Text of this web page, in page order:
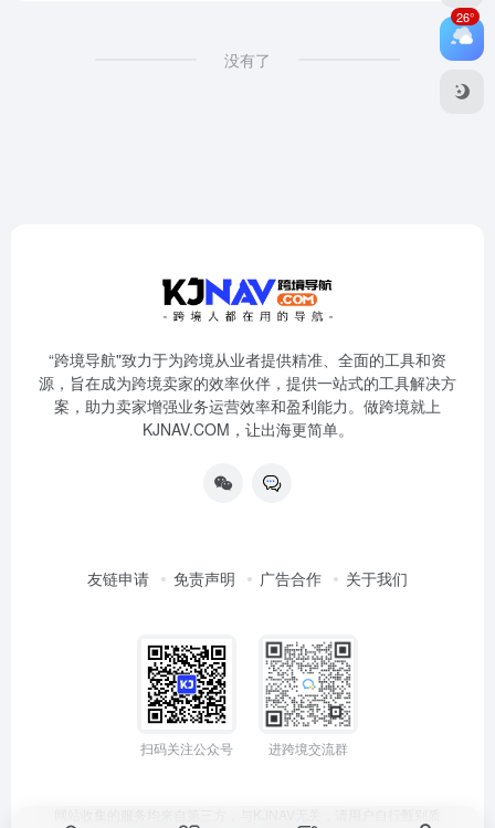
没有了
“跨境导航"致力于为跨境从业者提供精准、全面的工具和资
源，旨在成为跨境卖家的效率伙伴，提供一站式的工具解决方
案，助力卖家增强业务运营效率和盈利能力。做跨境就上
KJNAV.COM，让出海更简单。
友链申请 免责声明 广告合作 关于我们
扫码关注公众号 进跨境交流群
26°